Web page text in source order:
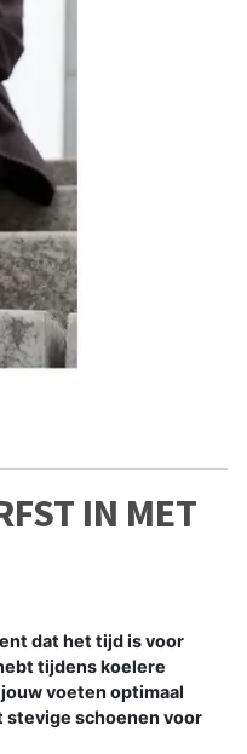
IN MET
dat het tijd is voor
tijdens koelere
voeten optimaal
stevige schoenen voor